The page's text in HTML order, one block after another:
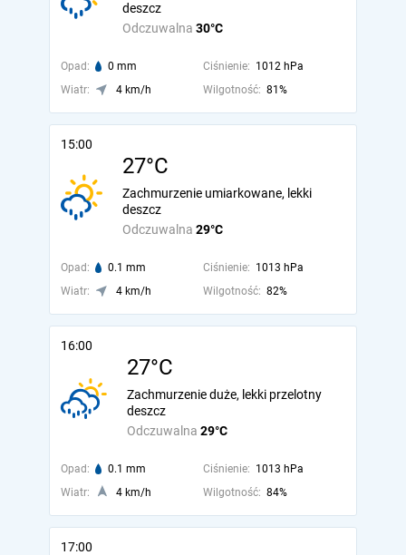
Odczuwalna 30°C
deszcz
Opad: 0 mm Ciśnienie: 1012 hPa
Wiatr:
4 km/h Wilgotność: 81%
15:00
27°C
Odczuwalna 29°C
Zachmurzenie umiarkowane, lekki
deszcz
Opad: 0.1 mm Ciśnienie: 1013 hPa
Wiatr:
4 km/h Wilgotność: 82%
16:00
27°C
Odczuwalna 29°C
Zachmurzenie duże, lekki przelotny
deszcz
Opad: 0.1 mm Ciśnienie: 1013 hPa
Wiatr:
4 km/h Wilgotność: 84%
17:00